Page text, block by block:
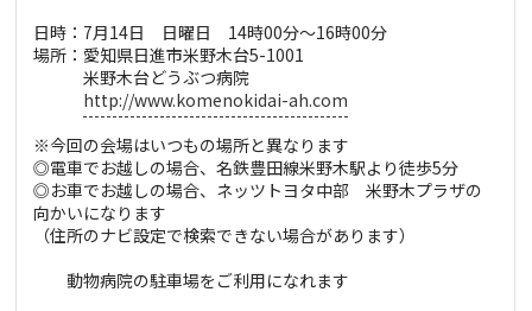
日時：7月14日 日曜日 14時00分～16時00分
場所：愛知県日進市米野木台5-1001
米野木台どうぶつ病院
http://www.komenokidai-ah.com
※今回の会場はいつもの場所と異なります
◎電車でお越しの場合、名鉄豊田線米野木駅より徒歩5分
◎お車でお越しの場合、ネッツトヨタ中部 米野木プラザの
向かいになります
（住所のナビ設定で検索できない場合があります）
動物病院の駐車場をご利用になれます